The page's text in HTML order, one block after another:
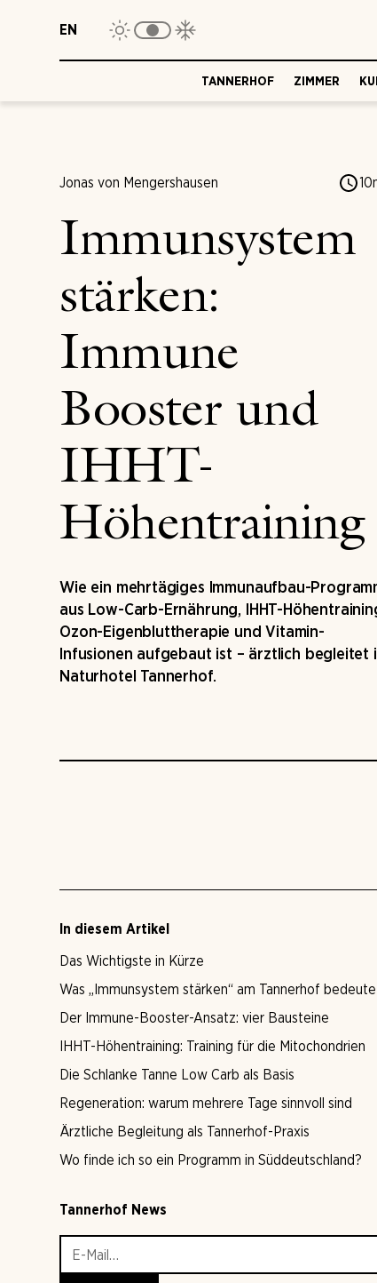
EN
TANNERHOF ZIMMER
Jonas von Mengershausen 10
Immunsystem
stärken:
Immune
Booster und
IHHT-
Höhentraining
Wie ein mehrtägiges Immunaufbau-
aus Low-Carb-Ernährung, IHHT-
Ozon-Eigenbluttherapie und Vitamin-
Infusionen aufgebaut ist – ärztlich begleitet
Naturhotel Tannerhof.
In diesem Artikel
Das Wichtigste in Kürze
Was „Immunsystem stärken“ am Tannerhof
Der Immune-Booster-Ansatz: vier Bausteine
IHHT-Höhentraining: Training für die Mitochondrien
Die Schlanke Tanne Low Carb als Basis
Regeneration: warum mehrere Tage sinnvoll sind
Ärztliche Begleitung als Tannerhof-Praxis
Wo finde ich so ein Programm in Süddeutschland?
Tannerhof News